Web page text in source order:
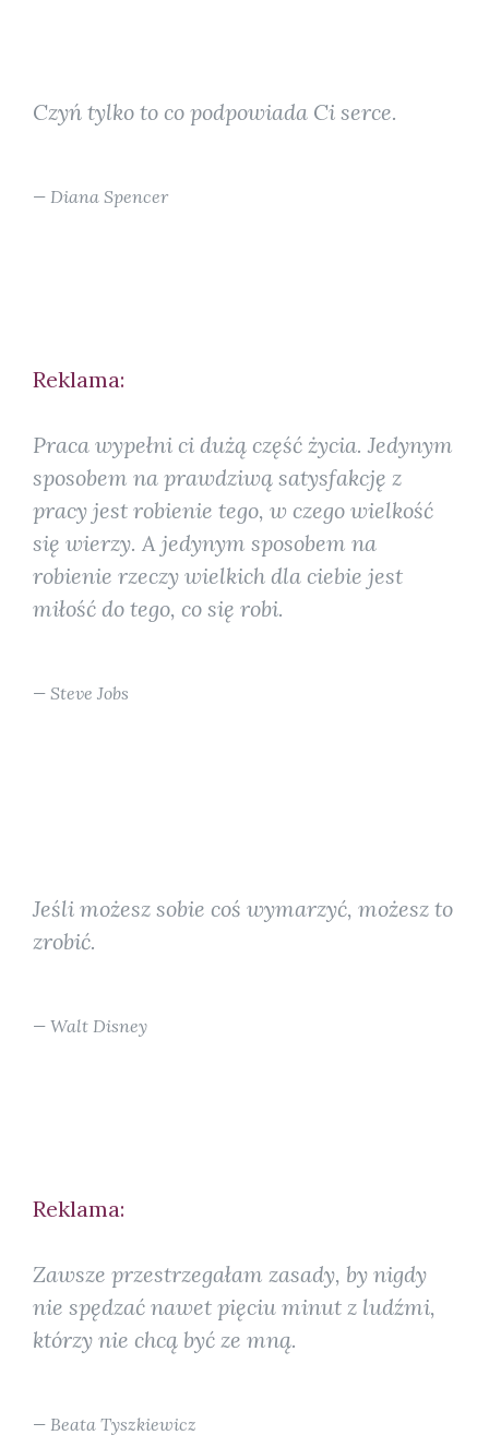
Czyń tylko to co podpowiada Ci serce.
Diana Spencer
Reklama:
Praca wypełni ci dużą część życia. Jedynym
sposobem na prawdziwą satysfakcję z
pracy jest robienie tego, w czego wielkość
się wierzy. A jedynym sposobem na
robienie rzeczy wielkich dla ciebie jest
miłość do tego, co się robi.
Steve Jobs
Jeśli możesz sobie coś wymarzyć, możesz to
zrobić.
Walt Disney
Reklama:
Zawsze przestrzegałam zasady, by nigdy
nie spędzać nawet pięciu minut z ludźmi,
którzy nie chcą być ze mną.
Beata Tyszkiewicz